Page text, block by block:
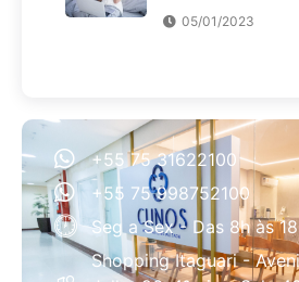
05/01/2023
+55 75 31622100
+55 75 998752100
Seg a Sex - Das 8h às
Shopping Itaguari -